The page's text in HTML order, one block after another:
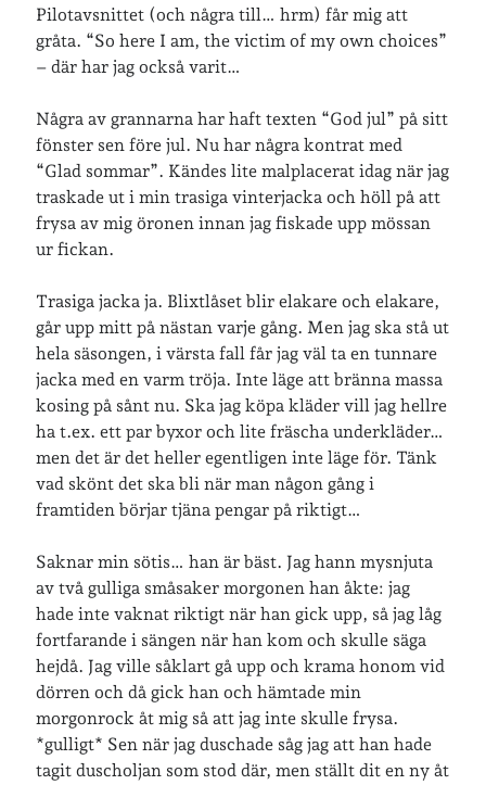
KarinomVålådalsfyrkanten 2024
MariaomVår bröllopsdikt
Fredrik DomLäste i Språktidningen om SÖ-stilen…
Mandalorian, vandring och sommarväder – Helenas dagarom
Vandring mellan Ösmo och Segersäng i sommarväder
Arkiv
Just nu läser jag
Jag bokför min läsning på Goodreads.
Pilotavsnittet (och några till… hrm) får mig att
gråta. “So here I am, the victim of my own choices”
– där har jag också varit…
Några av grannarna har haft texten “God jul” på sitt
fönster sen före jul. Nu har några kontrat med
“Glad sommar”. Kändes lite malplacerat idag när jag
traskade ut i min trasiga vinterjacka och höll på att
frysa av mig öronen innan jag fiskade upp mössan
ur fickan.
Trasiga jacka ja. Blixtlåset blir elakare och elakare,
går upp mitt på nästan varje gång. Men jag ska stå ut
hela säsongen, i värsta fall får jag väl ta en tunnare
jacka med en varm tröja. Inte läge att bränna massa
kosing på sånt nu. Ska jag köpa kläder vill jag hellre
ha t.ex. ett par byxor och lite fräscha underkläder…
men det är det heller egentligen inte läge för. Tänk
vad skönt det ska bli när man någon gång i
framtiden börjar tjäna pengar på riktigt…
Saknar min sötis… han är bäst. Jag hann mysnjuta
av två gulliga småsaker morgonen han åkte: jag
hade inte vaknat riktigt när han gick upp, så jag låg
fortfarande i sängen när han kom och skulle säga
hejdå. Jag ville såklart gå upp och krama honom vid
dörren och då gick han och hämtade min
morgonrock åt mig så att jag inte skulle frysa.
*gulligt* Sen när jag duschade såg jag att han hade
tagit duscholjan som stod där, men ställt dit en ny åt